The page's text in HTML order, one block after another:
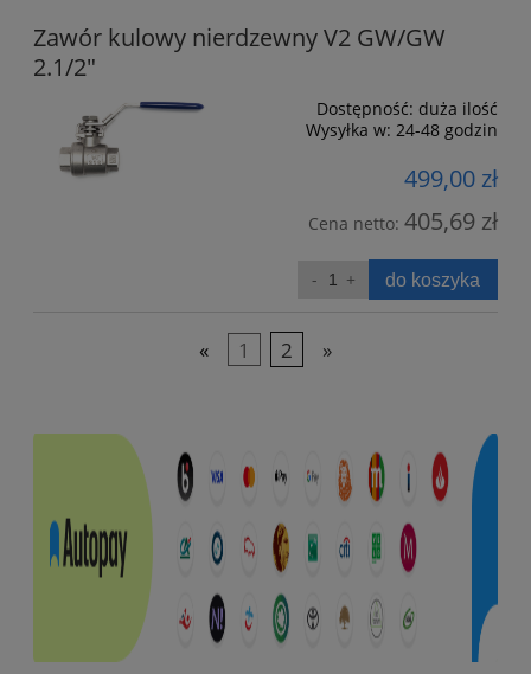
Zawór kulowy nierdzewny V2 GW/GW
2.1/2"
Dostępność: duża ilość
Wysyłka w: 24-48 godzin
499,00 zł
Cena netto: 405,69 zł
do koszyka
« 1 2 »